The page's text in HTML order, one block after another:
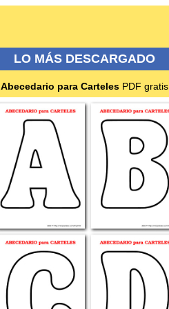
LO MÁS DESCARGADO
Abecedario para CartelesPDF gratis